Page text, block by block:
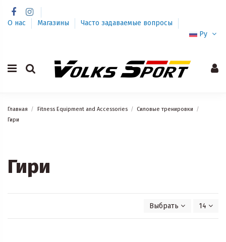
О нас Магазины
Часто задаваемые вопросы
Ру
Главная Fitness Equipment and Accessories
Силовые тренировки
Гири
Гири
Выбрать 14